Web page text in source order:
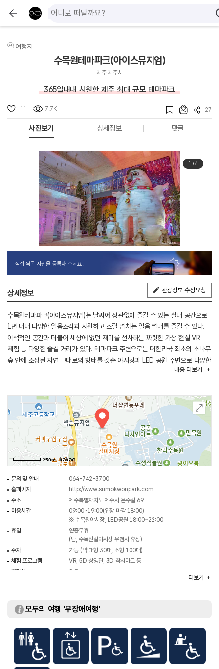
여행지
수목원테마파크(아이스뮤지엄)
제주 제주시
365일내내 시원한 제주 최대 규모 테마파크
11 7.7K 27
사진보기 상세정보 댓글
1/6
직접 찍은 사진을 등록해 주세요.
상세정보 관광정보 수정요청
수목원테마파크(아이스뮤지엄)는 날씨에 상관없이 즐길 수 있는 실내 공간으로
1년 내내 다양한 얼음조각과 시원하고 스릴 넘치는 얼음 썰매를 즐길 수 있다.
이색적인 공간과 더불어 세상에 없던 재미를 선사하는 짜릿한 가상 현실 VR
체험 등 다양한 즐길 거리가 있다. 테마파크 주변으로는 대한민국 최초의 소나무
숲 안에 조성된 자연 그대로의 형태를 갖춘 야시장과 LED 공원 주변으로 다양한
먹거리와 여행 중 피로를 풀어 줄 족욕 체험도 있어 제주 자연을 느낄 수 있는
복합 관광지이다.
내용 더보기
250m
문의 및 안내
064-742-3700
홈페이지
http://www.sumokwonpark.com
주소
제주특별자치도 제주시 은수길 69
이용시간
09:00~19:00(입장 마감 18:00)
※ 수목원야시장, LED공원 18:00~22:00
휴일
연중무휴
(단, 수목원길야시장 우천시 휴장)
주차
가능 (약 대형 30대, 소형 100대)
체험 프로그램
VR, 5D 상영관, 3D 착시아트 등
화장실
있음
- 36개월 미만 무료
더보기
모두의 여행 '무장애여행'